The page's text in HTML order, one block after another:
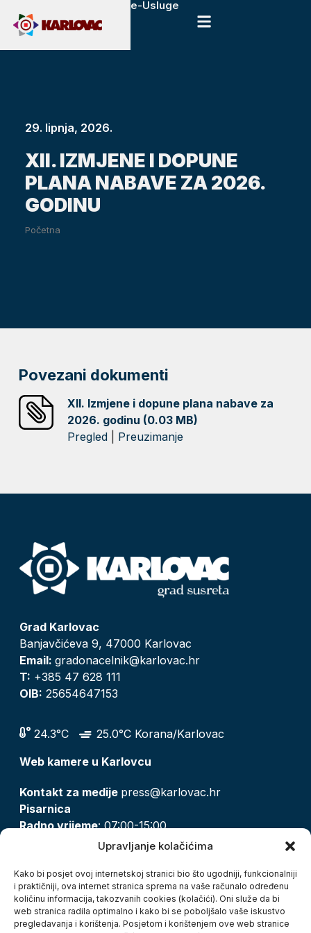
Upravljanje kolačićima
Kako bi posjet ovoj internetskoj stranici bio što ugodniji, funkcionalniji
i praktičniji, ova internet stranica sprema na vaše računalo određenu
količinu informacija, takozvanih cookies (kolačići). Oni služe da bi
web stranica radila optimalno i kako bi se poboljšalo vaše iskustvo
pregledavanja i korištenja. Posjetom i korištenjem ove web stranice
e-Usluge
29. lipnja, 2026.
XII. IZMJENE I DOPUNE
PLANA NABAVE ZA 2026.
GODINU
Početna
Povezani dokumenti
XII. Izmjene i dopune plana nabave za
2026. godinu (0.03 MB)
Pregled
Preuzimanje
Grad Karlovac
Banjavčićeva 9, 47000 Karlovac
Email: gradonacelnik@karlovac.hr
T: +385 47 628 111
OIB: 25654647153
24.3°C
25.0°C Korana/Karlovac
Web kamere u Karlovcu
Kontakt za medije press@karlovac.hr
Pisarnica
Radno vrijeme: 07:00-15:00
pisarnica@karlovac.hr
Zaštita osobnih podataka
Pristup informacijama